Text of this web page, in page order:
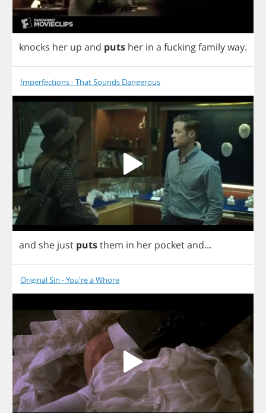
knocks her up and puts her in a fuckingfamilyway.
Imperfections - That Sounds Dangerous
and she just putsthem in her pocketand...
Original Sin - You're a Whore